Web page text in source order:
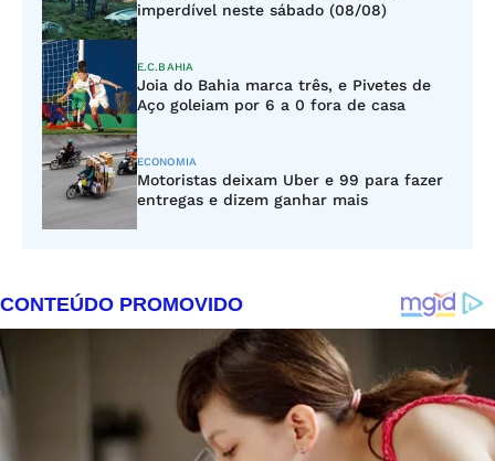
imperdível neste sábado (08/08)
E.C.BAHIA
Joia do Bahia marca três, e Pivetes de
Aço goleiam por 6 a 0 fora de casa
ECONOMIA
Motoristas deixam Uber e 99 para fazer
entregas e dizem ganhar mais